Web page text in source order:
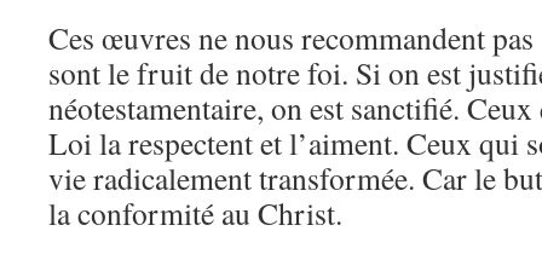
Ces œuvres ne nous recommandent
sont le fruit de notre foi. Si on est
néotestamentaire, on est sanctifié.
Loi la respectent et l’aiment. Ceux qui
vie radicalement transformée. Car le
la conformité au Christ.